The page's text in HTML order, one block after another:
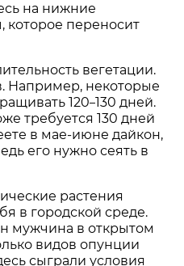
на нижние
которое переносит
вегетации.
Например, некоторые
120–130 дней.
требуется 130 дней
в мае-июне дайкон,
его нужно сеять в
растения
в городской среде.
мужчина в открытом
видов опунции
сыграли условия